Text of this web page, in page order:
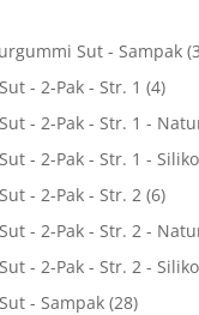
Sut - Sampak
- 2-Pak - Str. 1 (4)
- 2-Pak - Str. 1 -
- 2-Pak - Str. 1 -
- 2-Pak - Str. 2 (6)
- 2-Pak - Str. 2 -
- 2-Pak - Str. 2 -
- Sampak (28)